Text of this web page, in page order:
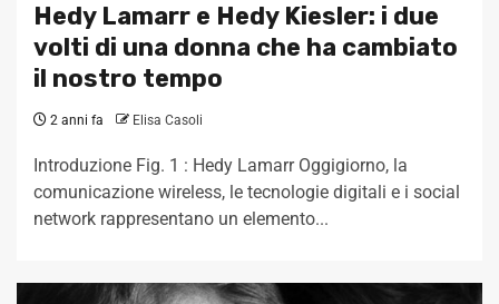
Hedy Lamarr e Hedy Kiesler: i due
volti di una donna che ha cambiato
il nostro tempo
2 anni fa Elisa Casoli
Introduzione Fig. 1 : Hedy Lamarr Oggigiorno, la
comunicazione wireless, le tecnologie digitali e i social
network rappresentano un elemento...